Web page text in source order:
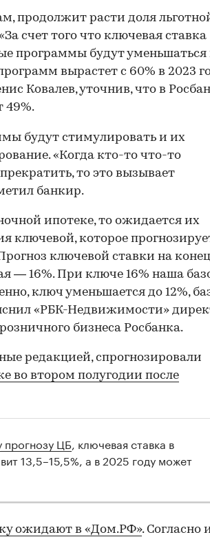
продолжит расти доля
счет того что ключевая ставка
программы будут уменьшаться
вырастет с 60% в 2023
Ковалев, уточнив, что в
49%.
будут стимулировать и их
«Когда кто-то что-то
то это вызывает
банкир.
ипотеке, то ожидается их
ключевой, которое
ключевой ставки на конец
— 16%. При ключе 16% наша
ключ уменьшается до 12%,
«РБК-Недвижимости»
бизнеса Росбанка.
редакцией, спрогнозировали
во втором полугодии после
ЦБ , ключевая ставка в
13,5–15,5%, а в 2025 году может
ожидают в «Дом.РФ». Согласно